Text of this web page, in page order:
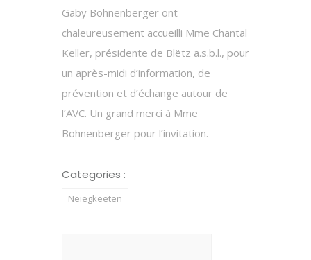
Gaby Bohnenberger ont
chaleureusement accueilli Mme Chantal
Keller, présidente de Blëtz a.s.b.l., pour
un après-midi d’information, de
prévention et d’échange autour de
l’AVC. Un grand merci à Mme
Bohnenberger pour l’invitation.
Categories :
Neiegkeeten